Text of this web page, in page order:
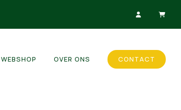
WEBSHOP OVER ONS CONTACT